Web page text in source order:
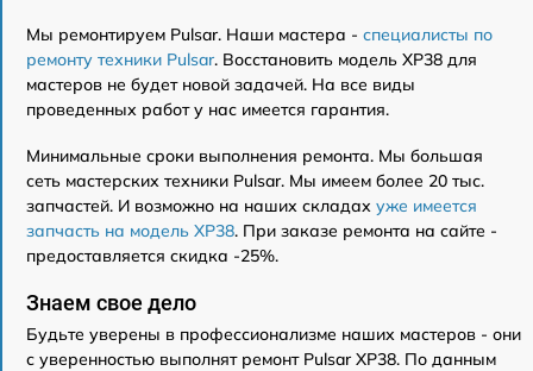
Мы ремонтируем Pulsar. Наши мастера - специалисты по
ремонту техники Pulsar. Восстановить модель XP38 для
мастеров не будет новой задачей. На все виды
проведенных работ у нас имеется гарантия.
Минимальные сроки выполнения ремонта. Мы большая
сеть мастерских техники Pulsar. Мы имеем более 20 тыс.
запчастей. И возможно на наших складах уже имеется
запчасть на модель XP38. При заказе ремонта на сайте -
предоставляется скидка -25%.
Знаем свое дело
Будьте уверены в профессионализме наших мастеров - они
с уверенностью выполнят ремонт Pulsar XP38. По данным